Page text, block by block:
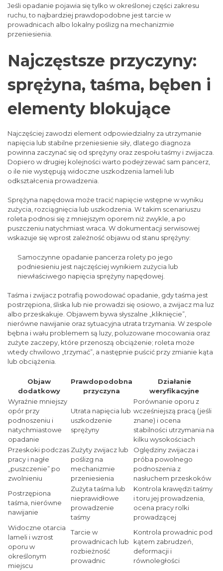
Jeśli opadanie pojawia się tylko w określonej części zakresu
ruchu, to najbardziej prawdopodobne jest tarcie w
prowadnicach albo lokalny poślizg na mechanizmie
przeniesienia.
Najczęstsze przyczyny:
sprężyna, taśma, bęben i
elementy blokujące
Najczęściej zawodzi element odpowiedzialny za utrzymanie
napięcia lub stabilne przeniesienie siły, dlatego diagnoza
powinna zaczynać się od sprężyny oraz zespołu taśmy i zwijacza.
Dopiero w drugiej kolejności warto podejrzewać sam pancerz,
o ile nie występują widoczne uszkodzenia lameli lub
odkształcenia prowadzenia.
Sprężyna napędowa może tracić napięcie wstępne w wyniku
zużycia, rozciągnięcia lub uszkodzenia. W takim scenariuszu
roleta podnosi się z mniejszym oporem niż zwykle, a po
puszczeniu natychmiast wraca. W dokumentacji serwisowej
wskazuje się wprost zależność objawu od stanu sprężyny:
Samoczynne opadanie pancerza rolety po jego
podniesieniu jest najczęściej wynikiem zużycia lub
niewłaściwego napięcia sprężyny napędowej.
Taśma i zwijacz potrafią powodować opadanie, gdy taśma jest
postrzępiona, śliska lub nie prowadzi się osiowo, a zwijacz ma luz
albo przeskakuje. Objawem bywa słyszalne „kliknięcie”,
nierówne nawijanie oraz sytuacyjna utrata trzymania. W zespole
bębna i wału problemem są luzy, poluzowane mocowania oraz
zużyte zaczepy, które przenoszą obciążenie; roleta może
wtedy chwilowo „trzymać”, a następnie puścić przy zmianie kąta
lub obciążenia.
Objaw
dodatkowy
Prawdopodobna
przyczyna
Działanie
weryfikacyjne
Wyraźnie mniejszy
opór przy
podnoszeniu i
natychmiastowe
opadanie
Utrata napięcia lub
uszkodzenie
sprężyny
Porównanie oporu z
wcześniejszą pracą (jeśli
znane) i ocena
stabilności utrzymania na
kilku wysokościach
Przeskoki podczas
pracy i nagłe
„puszczenie” po
zwolnieniu
Zużyty zwijacz lub
poślizg na
mechanizmie
przeniesienia
Oględziny zwijacza i
próba powolnego
podnoszenia z
nasłuchem przeskoków
Postrzępiona
taśma, nierówne
nawijanie
Zużyta taśma lub
nieprawidłowe
prowadzenie
taśmy
Kontrola krawędzi taśmy
i toru jej prowadzenia,
ocena pracy rolki
prowadzącej
Widoczne otarcia
lameli i wzrost
oporu w
określonym
miejscu
Tarcie w
prowadnicach lub
rozbieżność
prowadnic
Kontrola prowadnic pod
kątem zabrudzeń,
deformacji i
równoległości